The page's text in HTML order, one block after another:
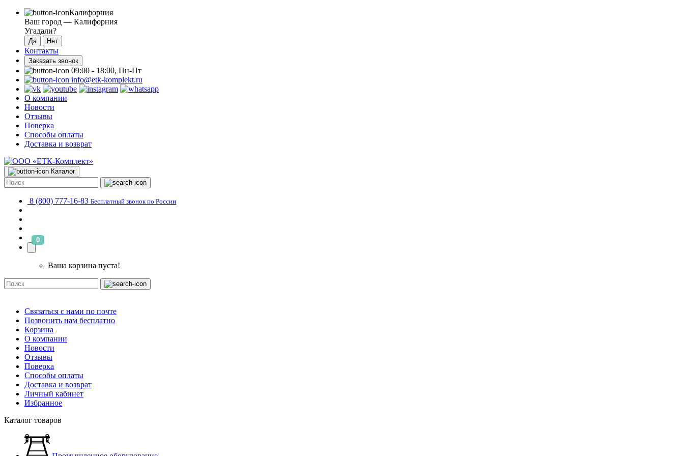
Калифорния
Ваш город — Калифорния
Угадали?
Контакты
Заказать звонок
09:00 - 18:00, Пн-Пт
info@etk-komplekt.ru
О компании
Новости
Отзывы
Поверка
Способы оплаты
Доставка и возврат
Каталог
8 (800) 777-16-83 Бесплатный звонок по России
0
Ваша корзина пуста!
Связаться с нами по почте
Позвонить нам бесплатно
Корзина
О компании
Новости
Отзывы
Поверка
Способы оплаты
Доставка и возврат
Личный кабинет
Избранное
Каталог товаров